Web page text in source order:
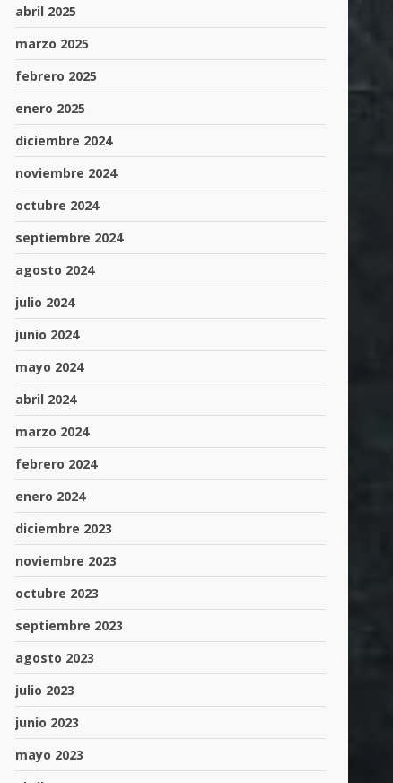
abril 2025
marzo 2025
febrero 2025
enero 2025
diciembre 2024
noviembre 2024
octubre 2024
septiembre 2024
agosto 2024
julio 2024
junio 2024
mayo 2024
abril 2024
marzo 2024
febrero 2024
enero 2024
diciembre 2023
noviembre 2023
octubre 2023
septiembre 2023
agosto 2023
julio 2023
junio 2023
mayo 2023